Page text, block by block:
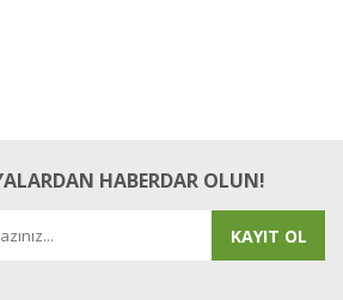
HABERDAR OLUN!
KAYIT OL